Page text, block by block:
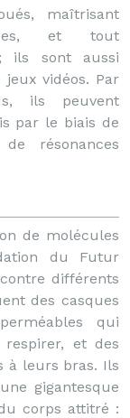
maîtrisant
et tout
ils sont aussi
vidéos. Par
ils peuvent
par le biais de
résonances
de molécules
du Futur
différents
des casques
qui
respirer, et des
à leurs bras. Ils
gigantesque
corps attitré :